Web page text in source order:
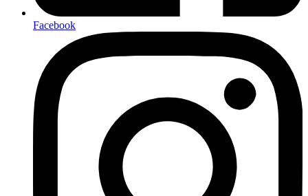
Facebook